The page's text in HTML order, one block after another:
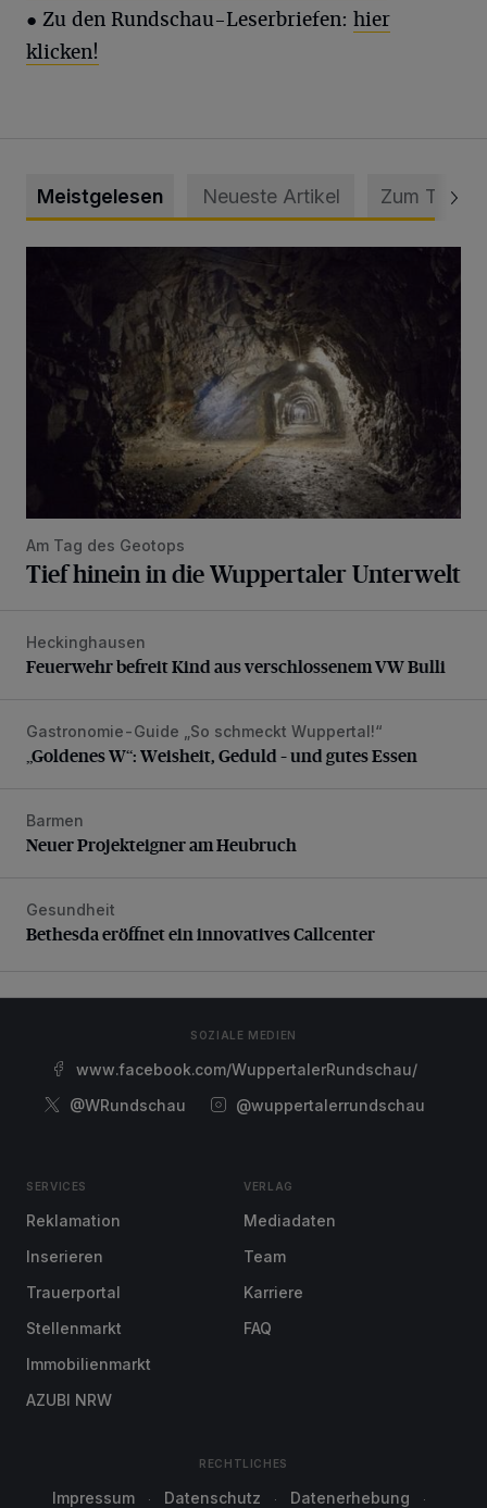
● Zu den Rundschau-Leserbriefen: hier
klicken!
Meistgelesen Neueste Artikel Zum Thema
Am Tag des Geotops
Tief hinein in die Wuppertaler Unterwelt
Feuerwehr befreit Kind aus verschlossenem VW Bulli
Heckinghausen
Feuerwehr befreit Kind aus verschlossenem VW Bulli
„Goldenes W“: Weisheit, Geduld – und gutes Essen
Gastronomie-Guide „So schmeckt Wuppertal!“
„Goldenes W“: Weisheit, Geduld – und gutes Essen
Neuer Projekteigner am Heubruch
Barmen
Neuer Projekteigner am Heubruch
Bethesda eröffnet ein innovatives Callcenter
Gesundheit
Bethesda eröffnet ein innovatives Callcenter
SOZIALE MEDIEN
www.facebook.com/WuppertalerRundschau/
@WRundschau
@wuppertalerrundschau
SERVICES
Reklamation
Inserieren
Trauerportal
Stellenmarkt
Immobilienmarkt
AZUBI NRW
VERLAG
Mediadaten
Team
Karriere
FAQ
RECHTLICHES
Impressum Datenschutz Datenerhebung